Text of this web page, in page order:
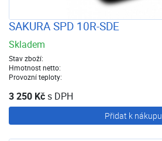
SAKURA SPD 10R-SDE
Skladem
Stav zboží:
Hmotnost netto:
Provozní teploty:
3 250 Kčs DPH
Přidat k nákupu